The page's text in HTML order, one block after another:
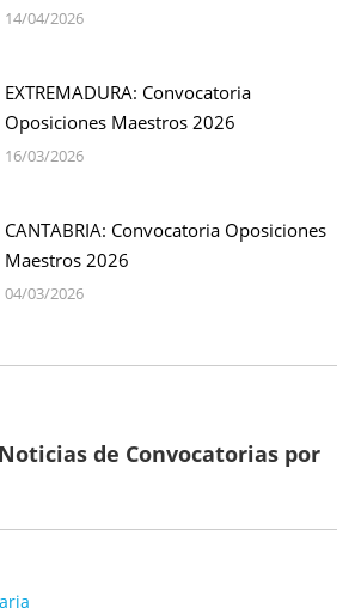
14/04/2026
EXTREMADURA: Convocatoria
Oposiciones Maestros 2026
16/03/2026
CANTABRIA: Convocatoria Oposiciones
Maestros 2026
04/03/2026
Noticias de Convocatorias por